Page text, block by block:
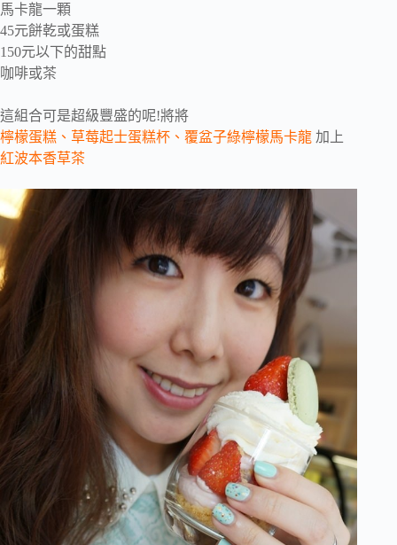
馬卡龍一顆
45元餅乾或蛋糕
150元以下的甜點
咖啡或茶
這組合可是超級豐盛的呢!將將
檸檬蛋糕、草莓起士蛋糕杯、覆盆子綠檸檬馬卡龍 加上
紅波本香草茶